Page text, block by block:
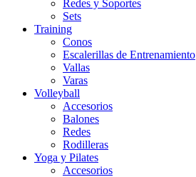
Redes y Soportes
Sets
Training
Conos
Escalerillas de Entrenamiento
Vallas
Varas
Volleyball
Accesorios
Balones
Redes
Rodilleras
Yoga y Pilates
Accesorios